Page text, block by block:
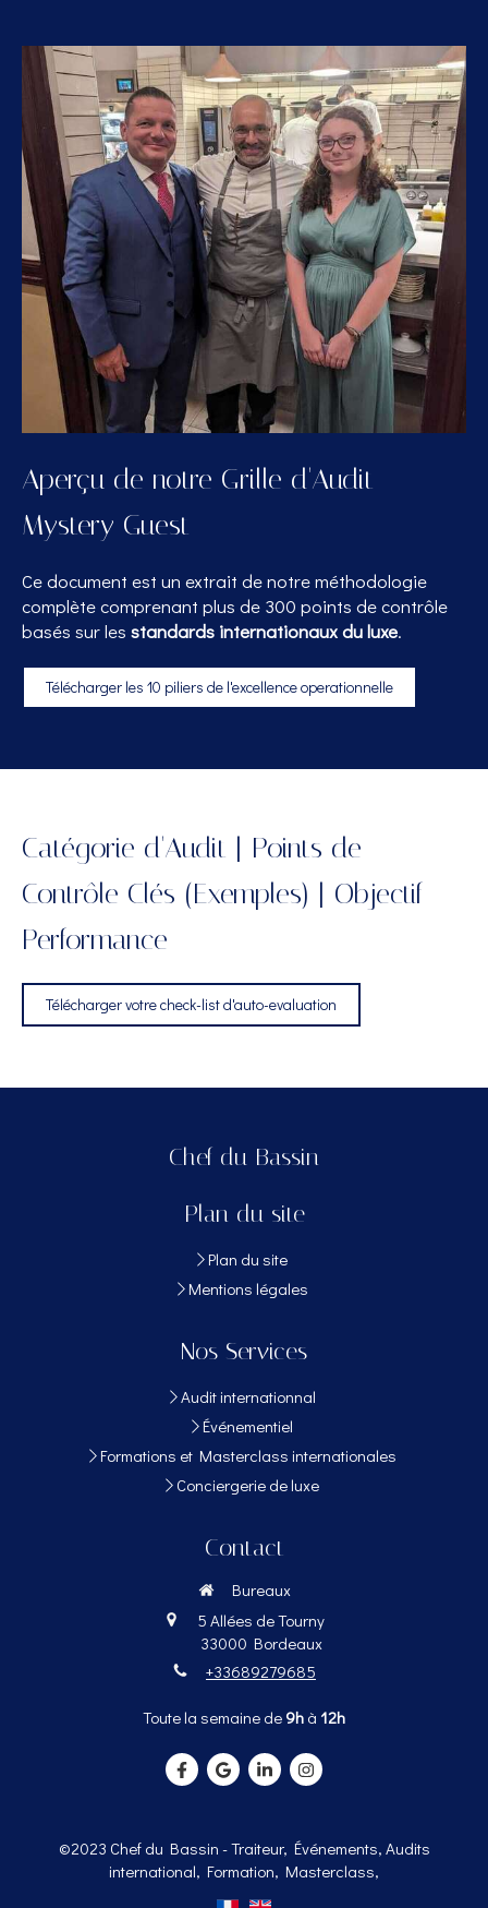
Aperçu de notre Grille d'Audit
Mystery Guest
Ce document est un extrait de notre méthodologie
complète comprenant plus de 300 points de contrôle
basés sur les standards internationaux du luxe.
Télécharger les 10 piliers de l'excellence operationnelle
Catégorie d'Audit | Points de
Contrôle Clés (Exemples) | Objectif
Performance
Télécharger votre check-list d'auto-evaluation
Chef du Bassin
Plan du site
Plan du site
Mentions légales
Nos Services
Audit internationnal
Événementiel
Formations et Masterclass internationales
Conciergerie de luxe
Contact
Bureaux
5 Allées de Tourny
33000 Bordeaux
+33689279685
Toute la semaine de 9h à 12h
©2023 Chef du Bassin - Traiteur, Événements, Audits
international, Formation, Masterclass,